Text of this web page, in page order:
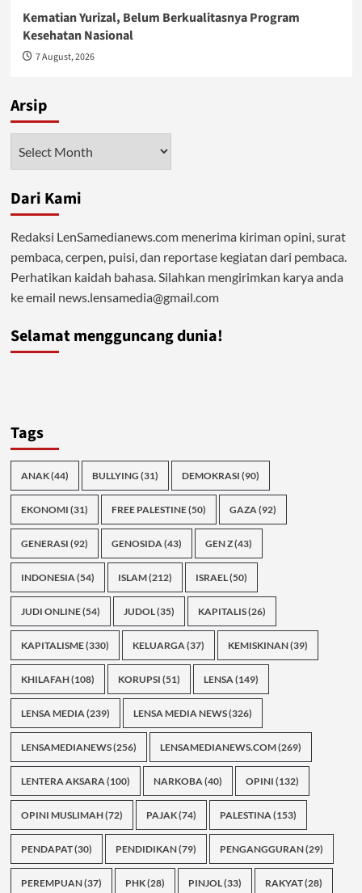
Kematian Yurizal, Belum Berkualitasnya Program
Kesehatan Nasional
7 August, 2026
Arsip
Dari Kami
Redaksi LenSamedianews.com menerima kiriman opini, surat
pembaca, cerpen, puisi, dan reportase kegiatan dari pembaca.
Perhatikan kaidah bahasa. Silahkan mengirimkan karya anda
ke email news.lensamedia@gmail.com
Selamat mengguncang dunia!
Tags
ANAK(44) BULLYING (31) DEMOKRASI (90)
EKONOMI (31) FREE PALESTINE(50) GAZA(92)
GENERASI (92) GENOSIDA(43) GEN Z(43)
INDONESIA(54) ISLAM(212) ISRAEL(50)
JUDI ONLINE(54) JUDOL(35) KAPITALIS(26)
KAPITALISME(330) KELUARGA(37) KEMISKINAN(39)
KHILAFAH(108) KORUPSI (51) LENSA(149)
LENSA MEDIA(239) LENSA MEDIA NEWS(326)
LENSAMEDIANEWS(256) LENSAMEDIANEWS.COM(269)
LENTERA AKSARA(100) NARKOBA(40) OPINI (132)
OPINI MUSLIMAH(72) PAJAK(74) PALESTINA(153)
PENDAPAT(30) PENDIDIKAN(79) PENGANGGURAN(29)
PEREMPUAN(37) PHK(28) PINJOL(33) RAKYAT(28)